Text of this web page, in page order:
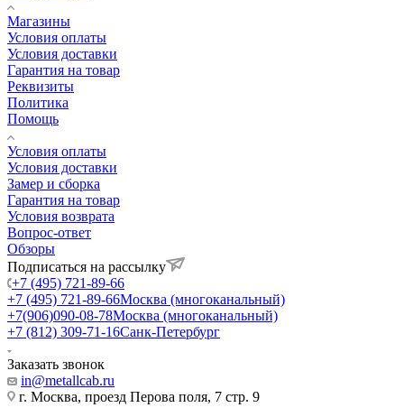
Магазины
Условия оплаты
Условия доставки
Гарантия на товар
Реквизиты
Политика
Помощь
Условия оплаты
Условия доставки
Замер и сборка
Гарантия на товар
Условия возврата
Вопрос-ответ
Обзоры
Подписаться на рассылку
+7 (495) 721-89-66
+7 (495) 721-89-66Москва (многоканальный)
+7(906)090-08-78Москва (многоканальный)
+7 (812) 309-71-16Санк-Петербург
Заказать звонок
in@metallcab.ru
г. Москва, проезд Перова поля, 7 стр. 9